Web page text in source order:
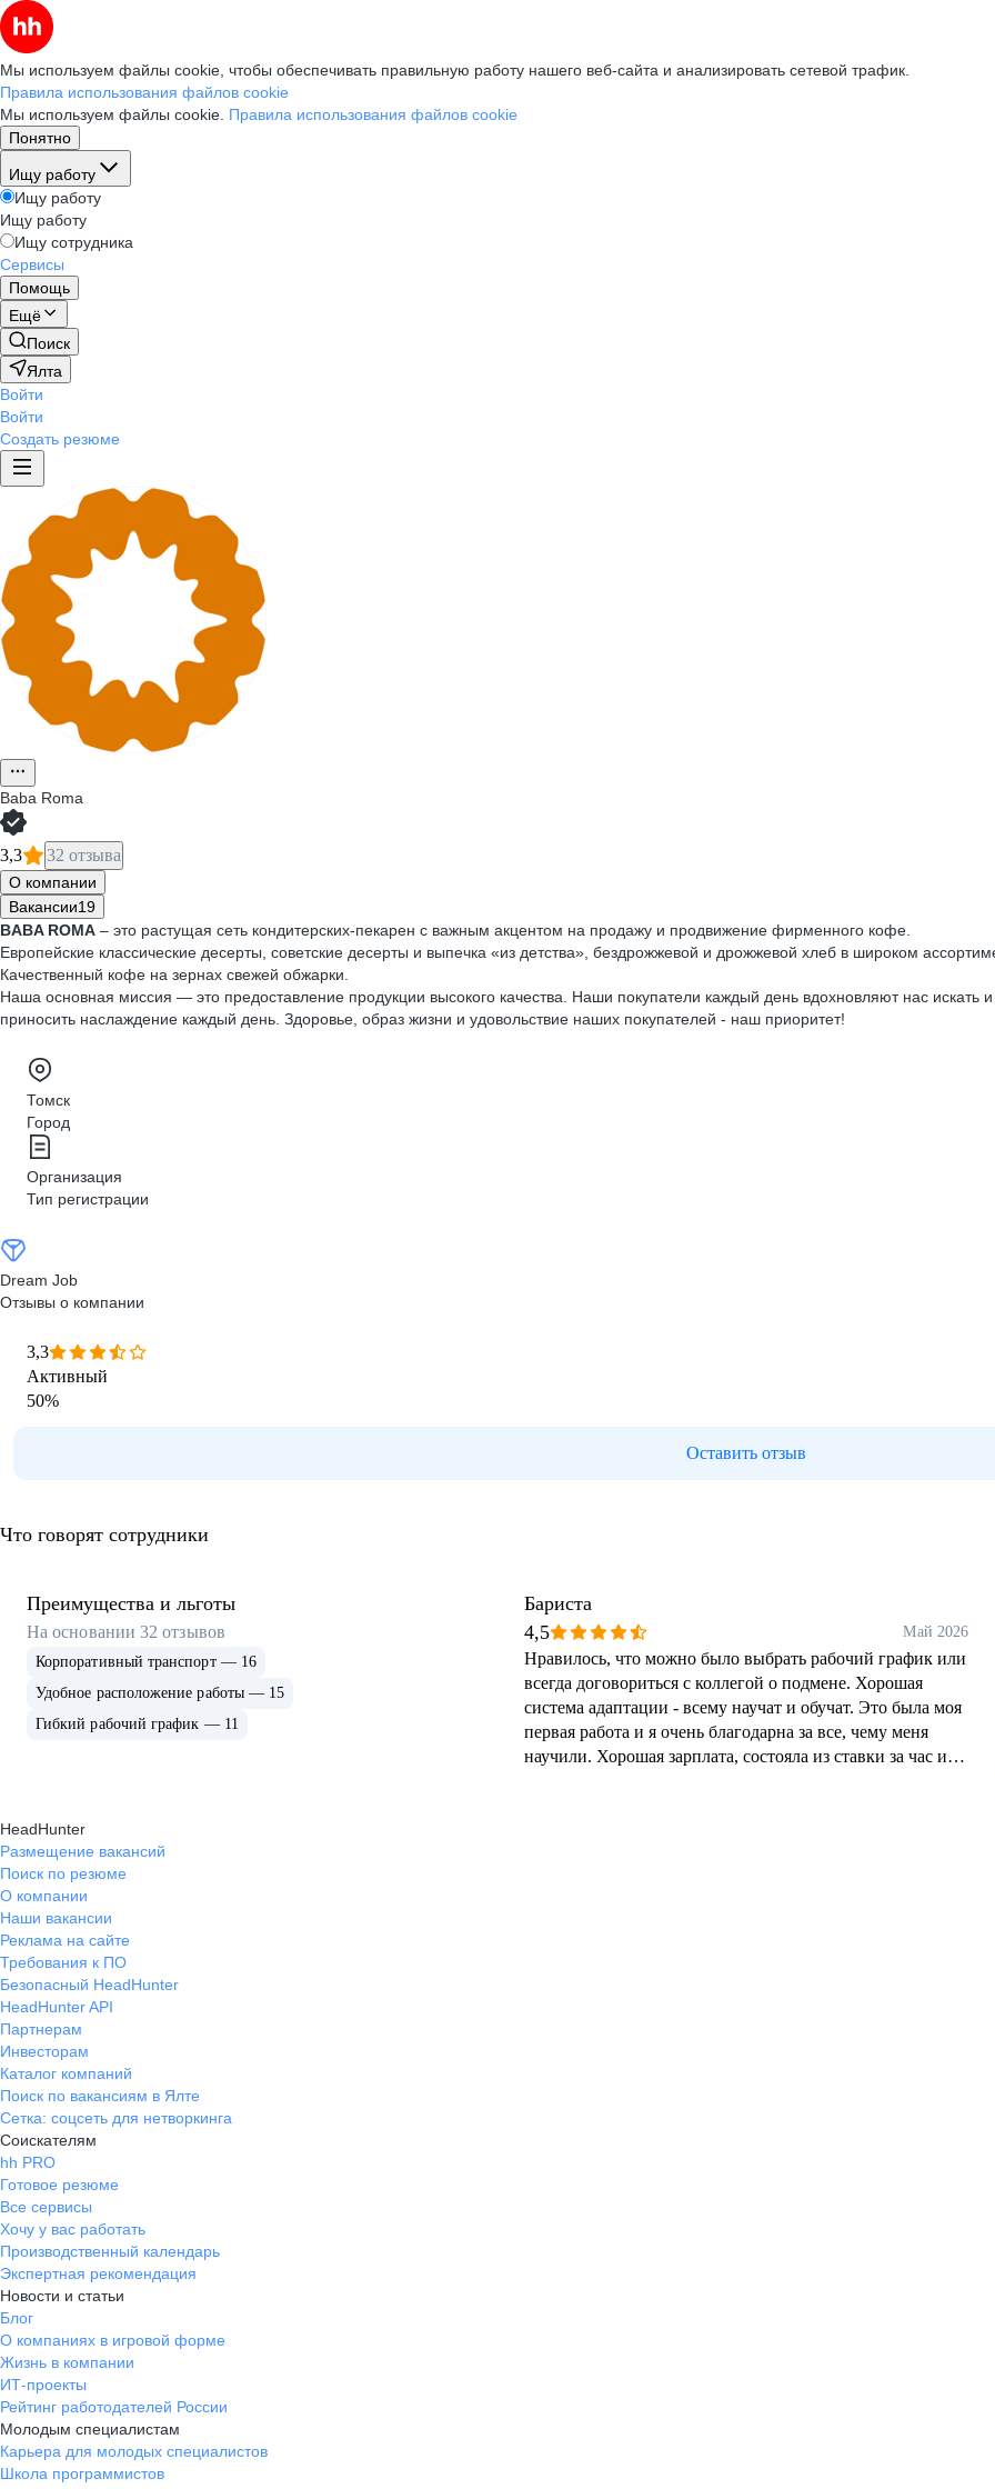
Мы используем файлы cookie, чтобы обеспечивать правильную работу нашего веб-сайта и анализировать сетевой трафик.
Правила использования файлов cookie
Мы используем файлы cookie. Правила использования файлов cookie
Понятно
Ищу работу
Ищу работу
Ищу работу
Ищу сотрудника
Сервисы
Помощь
Ещё
Поиск
Ялта
Войти
Войти
Создать резюме
Baba Roma
3,3 32 отзыва
О компании
Вакансии19
BABA ROMA – это растущая сеть кондитерских-пекарен с важным акцентом на продажу и продвижение фирменного кофе.
Европейские классические десерты, советские десерты и выпечка «из детства», бездрожжевой и дрожжевой хлеб в широком
Качественный кофе на зернах свежей обжарки.
Наша основная миссия — это предоставление продукции высокого качества. Наши покупатели каждый день вдохновляют нас искать
приносить наслаждение каждый день. Здоровье, образ жизни и удовольствие наших покупателей - наш приоритет!
Томск
Город
Организация
Тип регистрации
Dream Job
Отзывы о компании
3,3
Активный
50%
Оставить отзыв
Что говорят сотрудники
Преимущества и льготы
На основании32 отзывов
Корпоративный транспорт — 16
Удобное расположение работы — 15
Гибкий рабочий график — 11
Бариста
4,5
Май 2026
Нравилось, что можно было выбрать рабочий график или
всегда договориться с коллегой о подмене. Хорошая
система адаптации - всему научат и обучат. Это была моя
первая работа и я очень благодарна за все, чему меня
научили. Хорошая зарплата, состояла из ставки за час и
HeadHunter
Размещение вакансий
Поиск по резюме
О компании
Наши вакансии
Реклама на сайте
Требования к ПО
Безопасный HeadHunter
HeadHunter API
Партнерам
Инвесторам
Каталог компаний
Поиск по вакансиям в Ялте
Сетка: соцсеть для нетворкинга
Соискателям
hh PRO
Готовое резюме
Все сервисы
Хочу у вас работать
Производственный календарь
Экспертная рекомендация
Новости и статьи
Блог
О компаниях в игровой форме
Жизнь в компании
ИТ-проекты
Рейтинг работодателей России
Молодым специалистам
Карьера для молодых специалистов
Школа программистов